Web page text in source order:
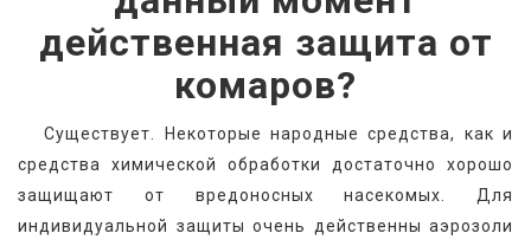
действенная защита от
комаров?
Существует. Некоторые народные средства, как и
средства химической обработки достаточно хорошо
защищают от вредоносных насекомых. Для
индивидуальной защиты очень действенны аэрозоли